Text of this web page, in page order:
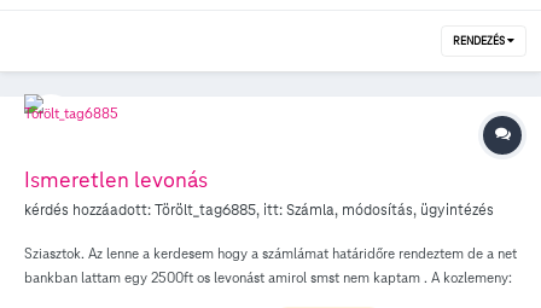
RENDEZÉS
Ismeretlen levonás
kérdés hozzáadott:Törölt_tag6885, itt:Számla, módosítás, ügyintézés
Sziasztok. Az lenne a kerdesem hogy a számlámat határidőre rendeztem de a net
bankban lattam egy 2500ft os levonást amirol smst nem kaptam . A kozlemeny: